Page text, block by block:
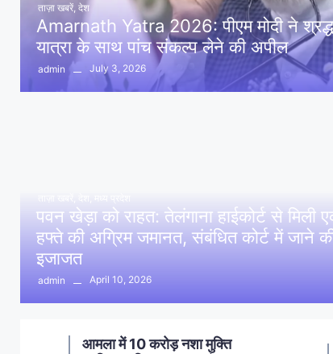
ताज़ा खबरें देश
Amarnath Yatra 2026: पीएम मोदी ने
यात्रा के साथ पांच संकल्प लेने की अपील
admin July 3, 2026
पवन खेड़ा को राहत: तेलंगाना हाईकोर्ट से मिली
हफ्ते की अग्रिम जमानत, संबंधित कोर्ट में जाने
इजाजत
admin April 10, 2026
आमला में 10 करोड़ नशा मुक्ति